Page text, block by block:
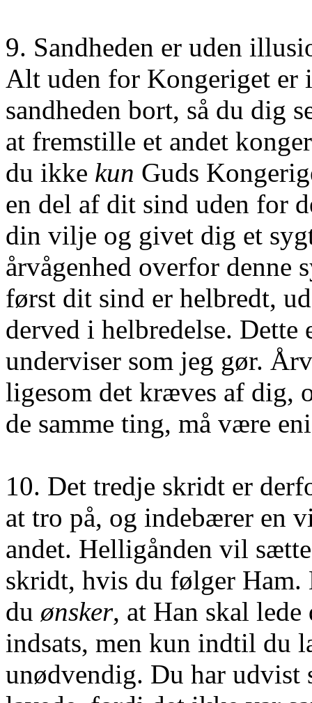
9. Sandheden er uden
Alt uden for Kongeriget er
sandheden bort, så du dig
at fremstille et andet
du ikke kun Guds
en del af dit sind uden for
din vilje og givet dig et
årvågenhed overfor denne
først dit sind er helbredt,
derved i helbredelse.
underviser som jeg gør.
ligesom det kræves af dig,
de samme ting, må være
10. Det tredje skridt er
at tro på, og indebærer en
andet. Helligånden vil
skridt, hvis du følger Ham.
du ønsker, at Han skal
indsats, men kun indtil du
unødvendig. Du har udvist